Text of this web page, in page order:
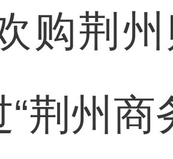
购荆
“荆州